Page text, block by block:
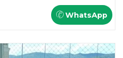
WhatsApp